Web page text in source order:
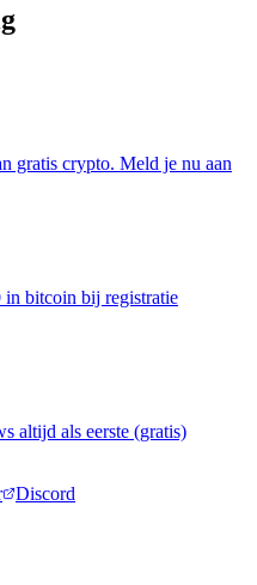
gratis crypto. Meld je nu aan
bitcoin bij registratie
altijd als eerste (gratis)
Discord